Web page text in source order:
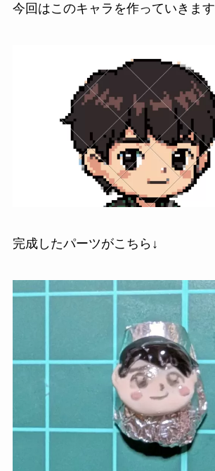
今回はこのキャラを作っていきます
完成したパーツがこちら↓